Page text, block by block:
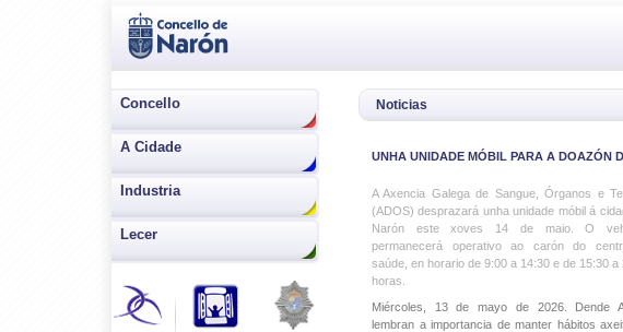
Concello
A Cidade
Industria
Lecer
Noticias
UNHA UNIDADE MÓBIL PARA A DOAZÓN
A Axencia Galega de Sangue, Órganos e
(ADOS) desprazará unha unidade móbil á
Narón este xoves 14 de maio. O
permanecerá operativo ao carón do
saúde, en horario de 9:00 a 14:30 e de 15:30 a
horas.
Miércoles, 13 de mayo de 2026. Dende
lembran a importancia de manter hábitos